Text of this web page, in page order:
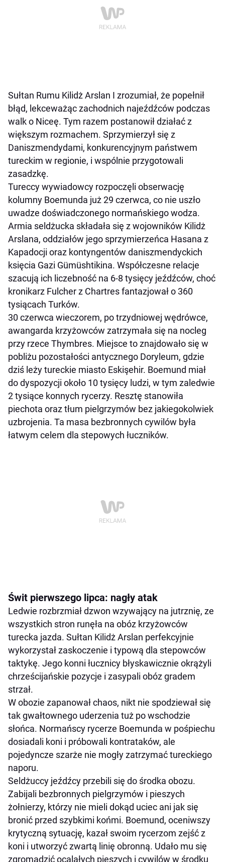
Sułtan Rumu Kilidż Arslan I zrozumiał, że popełnił
błąd, lekceważąc zachodnich najeźdźców podczas
walk o Niceę. Tym razem postanowił działać z
większym rozmachem. Sprzymierzył się z
Daniszmendydami, konkurencyjnym państwem
tureckim w regionie, i wspólnie przygotowali
zasadzkę.
Tureccy wywiadowcy rozpoczęli obserwację
kolumny Boemunda już 29 czerwca, co nie uszło
uwadze doświadczonego normańskiego wodza.
Armia seldżucka składała się z wojowników Kilidż
Arslana, oddziałów jego sprzymierzeńca Hasana z
Kapadocji oraz kontyngentów daniszmendyckich
księcia Gazi Gümüshtikina. Współczesne relacje
szacują ich liczebność na 6-8 tysięcy jeźdźców, choć
kronikarz Fulcher z Chartres fantazjował o 360
tysiącach Turków.
30 czerwca wieczorem, po trzydniowej wędrówce,
awangarda krzyżowców zatrzymała się na nocleg
przy rzece Thymbres. Miejsce to znajdowało się w
pobliżu pozostałości antycznego Doryleum, gdzie
dziś leży tureckie miasto Eskişehir. Boemund miał
do dyspozycji około 10 tysięcy ludzi, w tym zaledwie
2 tysiące konnych rycerzy. Resztę stanowiła
piechota oraz tłum pielgrzymów bez jakiegokolwiek
uzbrojenia. Ta masa bezbronnych cywilów była
łatwym celem dla stepowych łuczników.
Świt pierwszego lipca: nagły atak
Ledwie rozbrzmiał dzwon wzywający na jutrznię, ze
wszystkich stron runęła na obóz krzyżowców
turecka jazda. Sułtan Kilidż Arslan perfekcyjnie
wykorzystał zaskoczenie i typową dla stepowców
taktykę. Jego konni łucznicy błyskawicznie okrążyli
chrześcijańskie pozycje i zasypali obóz gradem
strzał.
W obozie zapanował chaos, nikt nie spodziewał się
tak gwałtownego uderzenia tuż po wschodzie
słońca. Normańscy rycerze Boemunda w pośpiechu
dosiadali koni i próbowali kontrataków, ale
pojedyncze szarże nie mogły zatrzymać tureckiego
naporu.
Seldżuccy jeźdźcy przebili się do środka obozu.
Zabijali bezbronnych pielgrzymów i pieszych
żołnierzy, którzy nie mieli dokąd uciec ani jak się
bronić przed szybkimi końmi. Boemund, oceniwszy
krytyczną sytuację, kazał swoim rycerzom zejść z
koni i utworzyć zwartą linię obronną. Udało mu się
zgromadzić ocalałych pieszych i cywilów w środku